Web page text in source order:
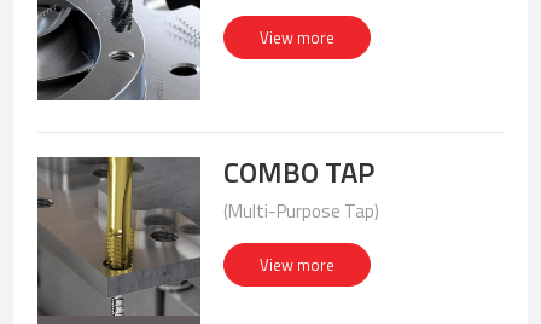
View more
COMBO TAP
(Multi-Purpose Tap)
View more